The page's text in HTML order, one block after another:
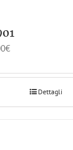
€
Dettagli